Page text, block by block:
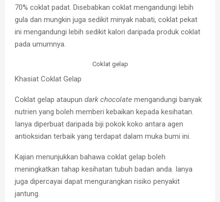
70% coklat padat. Disebabkan coklat mengandungi lebih
gula dan mungkin juga sedikit minyak nabati, coklat pekat
ini mengandungi lebih sedikit kalori daripada produk coklat
pada umumnya.
Coklat gelap
Khasiat Coklat Gelap
Coklat gelap ataupun dark chocolate mengandungi banyak
nutrien yang boleh memberi kebaikan kepada kesihatan.
Ianya diperbuat daripada biji pokok koko antara agen
antioksidan terbaik yang terdapat dalam muka bumi ini.
Kajian menunjukkan bahawa coklat gelap boleh
meningkatkan tahap kesihatan tubuh badan anda. Ianya
juga dipercayai dapat mengurangkan risiko penyakit
jantung.